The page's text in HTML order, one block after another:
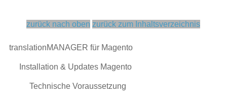
zurück nach oben zurück zum Inhaltsverzeichnis
translationMANAGER für Magento
Installation & Updates Magento
Technische Voraussetzung